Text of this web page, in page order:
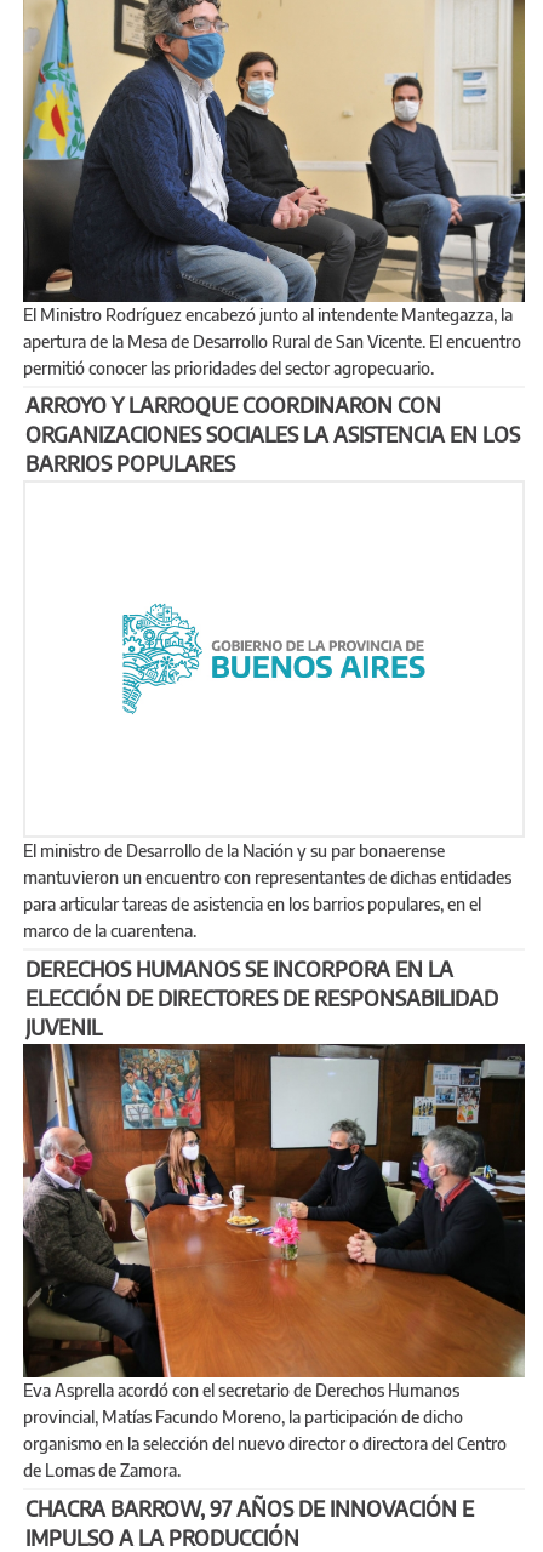
El Ministro Rodríguez encabezó junto al intendente Mantegazza, la
apertura de la Mesa de Desarrollo Rural de San Vicente. El encuentro
permitió conocer las prioridades del sector agropecuario.
ARROYO Y LARROQUE COORDINARON CON
ORGANIZACIONES SOCIALES LA ASISTENCIA EN LOS
BARRIOS POPULARES
El ministro de Desarrollo de la Nación y su par bonaerense
mantuvieron un encuentro con representantes de dichas entidades
para articular tareas de asistencia en los barrios populares, en el
marco de la cuarentena.
DERECHOS HUMANOS SE INCORPORA EN LA
ELECCIÓN DE DIRECTORES DE RESPONSABILIDAD
JUVENIL
Eva Asprella acordó con el secretario de Derechos Humanos
provincial, Matías Facundo Moreno, la participación de dicho
organismo en la selección del nuevo director o directora del Centro
de Lomas de Zamora.
CHACRA BARROW, 97 AÑOS DE INNOVACIÓN E
IMPULSO A LA PRODUCCIÓN